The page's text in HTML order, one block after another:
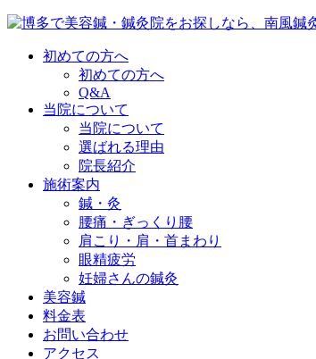
初めての方へ
初めての方へ
Q&A
当院について
当院について
選ばれる理由
院長紹介
施術案内
鍼・灸
腰痛・ぎっくり腰
肩こり・肩・首まわり
眼精疲労
妊婦さんの鍼灸
美容鍼
料金表
お問い合わせ
アクセス